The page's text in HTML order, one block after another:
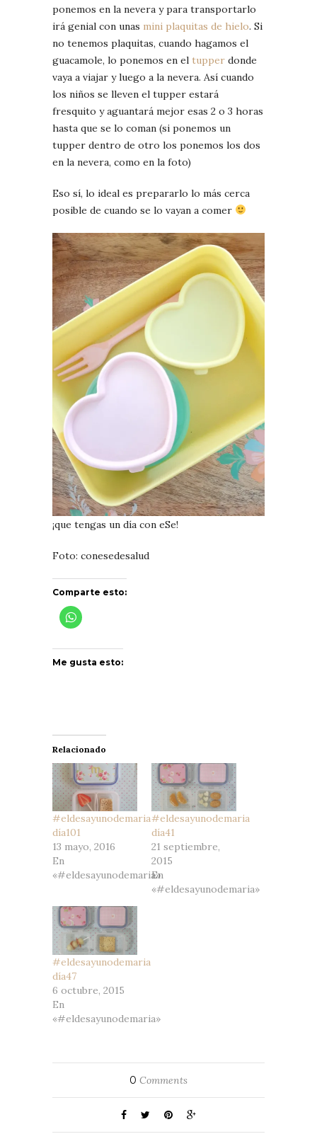
ponemos en la nevera y para transportarlo
irá genial con unas mini plaquitas de hielo. Si
no tenemos plaquitas, cuando hagamos el
guacamole, lo ponemos en el tupper donde
vaya a viajar y luego a la nevera. Así cuando
los niños se lleven el tupper estará
fresquito y aguantará mejor esas 2 o 3 horas
hasta que se lo coman (si ponemos un
tupper dentro de otro los ponemos los dos
en la nevera, como en la foto)
Eso sí, lo ideal es prepararlo lo más cerca
posible de cuando se lo vayan a comer
¡que tengas un día con eSe!
Foto: conesedesalud
Comparte esto:
Me gusta esto:
Relacionado
#eldesayunodemaria
día101
13 mayo, 2016
En
«#eldesayunodemaria»
#eldesayunodemaria
día41
21 septiembre,
2015
En
«#eldesayunodemaria»
#eldesayunodemaria
día47
6 octubre, 2015
En
«#eldesayunodemaria»
0 Comments